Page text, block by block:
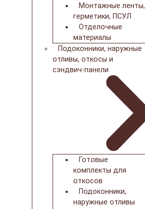
Монтажные ленты,
герметики, ПСУЛ
Отделочные
материалы
Подоконники, наружные
отливы, откосы и
сэндвич-панели
Готовые
комплекты для
откосов
Подоконники,
наружные отливы